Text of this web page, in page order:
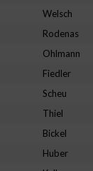
Welsch
Rodenas
Ohlmann
Fiedler
Scheu
Thiel
Bickel
Huber
der Angebote